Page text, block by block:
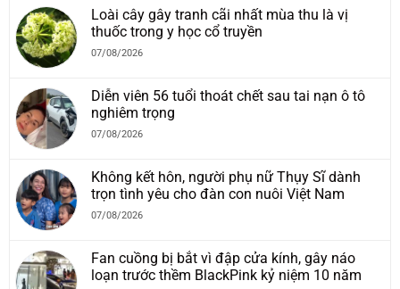
Loài cây gây tranh cãi nhất mùa thu là vị
thuốc trong y học cổ truyền
07/08/2026
Diễn viên 56 tuổi thoát chết sau tai nạn ô tô
nghiêm trọng
07/08/2026
Không kết hôn, người phụ nữ Thụy Sĩ dành
trọn tình yêu cho đàn con nuôi Việt Nam
07/08/2026
Fan cuồng bị bắt vì đập cửa kính, gây náo
loạn trước thềm BlackPink kỷ niệm 10 năm